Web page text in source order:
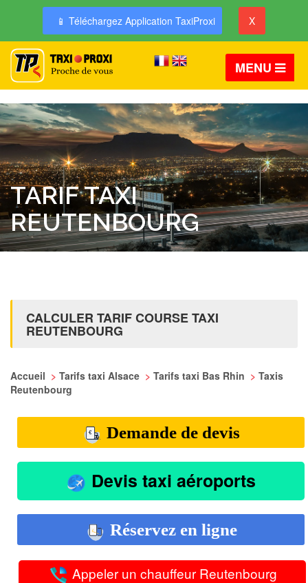
📱 Téléchargez Application TaxiProxi X
MENU
TARIF TAXI
REUTENBOURG
CALCULER TARIF COURSE TAXI
REUTENBOURG
Accueil > Tarifs taxi Alsace > Tarifs taxi Bas Rhin > Taxis
Reutenbourg
Demande de devis
Devis taxi aéroports
Réservez en ligne
Appeler un chauffeur Reutenbourg